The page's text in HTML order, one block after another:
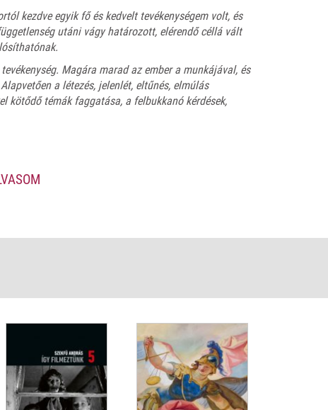
kezdve egyik fő és kedvelt tevékenységem volt, és
utáni vágy határozott, elérendő céllá vált
Magára marad az ember a munkájával, és
a létezés, jelenlét, eltűnés, elmúlás
kötődő témák faggatása, a felbukkanó kérdések,
kétszáz képben, Wehner Tibor tanulmányával.